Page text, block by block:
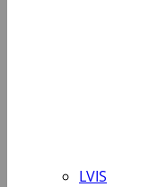
LVIS